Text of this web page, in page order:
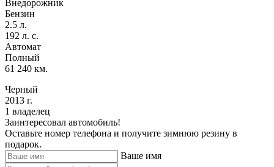
Внедорожник
Бензин
2.5 л.
192 л. с.
Автомат
Полный
61 240 км.
Черный
2013 г.
1 владелец
Заинтересовал автомобиль!
Оставьте номер телефона и получите зимнюю резину в
подарок.
Ваше имя